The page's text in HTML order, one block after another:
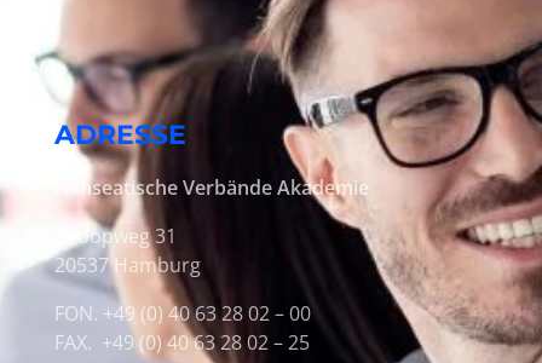
ADRESSE
Hanseatische Verbände Akademie
Droopweg 31
20537 Hamburg
FON. +49 (0) 40 63 28 02 – 00
FAX. +49 (0) 40 63 28 02 – 25